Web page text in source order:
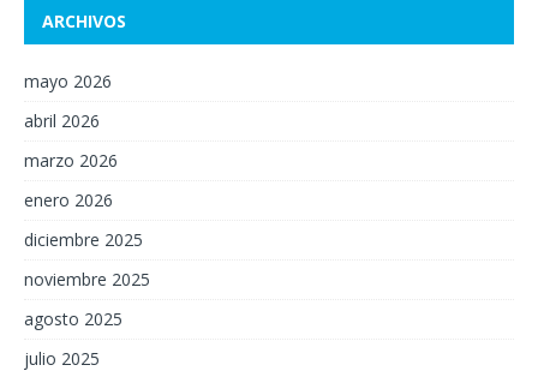
ARCHIVOS
mayo 2026
abril 2026
marzo 2026
enero 2026
diciembre 2025
noviembre 2025
agosto 2025
julio 2025